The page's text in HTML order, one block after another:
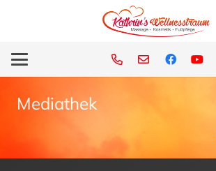
Mediathek